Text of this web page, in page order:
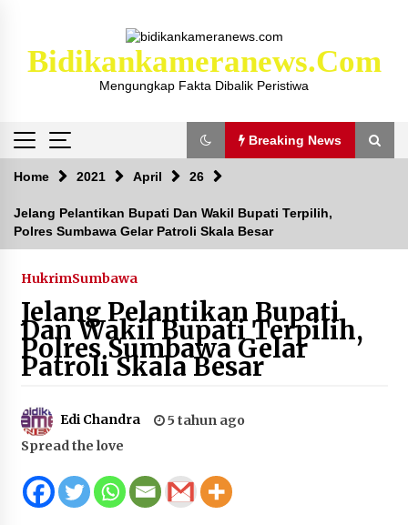
Bidikankameranews.com
Mengungkap Fakta Dibalik Peristiwa
Breaking News
Breaking News
Kejaksaan KSB Mulai Lidik Mafia Tanah Desa
Sekongkang Bawah
2 tahun ago
Laporan Dugaan Pencabulan di Desa Sepayung
Kec. Plampang, Polres Sumbawa Pastikan
Proses Penyelidikan Berjalan Maksimal
4 minggu ago
Anggota Satlantas Polres Sumbawa, Briptu
Juanda, Edukasi Masyarakat dalam Mengurus
Administrasi Kendaraan Berupa SIM
HUT ke-46 Dekranas di Makassar, di Hadapan
Home 2021 April 26
Jelang Pelantikan Bupati Dan Wakil Bupati Terpilih,
Polres Sumbawa Gelar Patroli Skala Besar
HukrimSumbawa
Jelang Pelantikan Bupati
Dan Wakil Bupati Terpilih,
Polres Sumbawa Gelar
Patroli Skala Besar
Edi Chandra
5 tahun ago
Spread the love